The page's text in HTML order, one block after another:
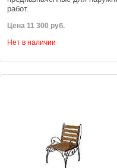
работ.
Цена 11 300 руб.
Нет в наличии